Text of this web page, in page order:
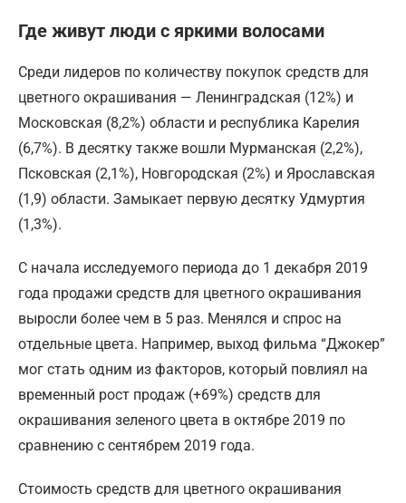
Где живут люди с яркими волосами
Среди лидеров по количеству покупок средств для
цветного окрашивания — Ленинградская (12%) и
Московская (8,2%) области и республика Карелия
(6,7%). В десятку также вошли Мурманская (2,2%),
Псковская (2,1%), Новгородская (2%) и Ярославская
(1,9) области. Замыкает первую десятку Удмуртия
(1,3%).
С начала исследуемого периода до 1 декабря 2019
года продажи средств для цветного окрашивания
выросли более чем в 5 раз. Менялся и спрос на
отдельные цвета. Например, выход фильма “Джокер”
мог стать одним из факторов, который повлиял на
временный рост продаж (+69%) средств для
окрашивания зеленого цвета в октябре 2019 по
сравнению с сентябрем 2019 года.
Стоимость средств для цветного окрашивания